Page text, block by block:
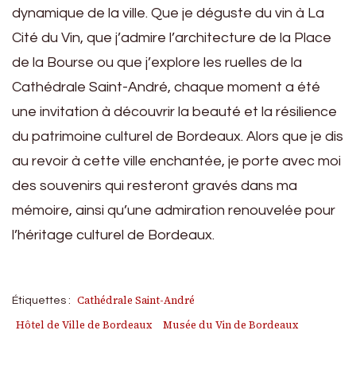
dynamique de la ville. Que je déguste du vin à La
Cité du Vin, que j’admire l’architecture de la Place
de la Bourse ou que j’explore les ruelles de la
Cathédrale Saint-André, chaque moment a été
une invitation à découvrir la beauté et la résilience
du patrimoine culturel de Bordeaux. Alors que je dis
au revoir à cette ville enchantée, je porte avec moi
des souvenirs qui resteront gravés dans ma
mémoire, ainsi qu’une admiration renouvelée pour
l’héritage culturel de Bordeaux.
Étiquettes :
Cathédrale Saint-André
Hôtel de Ville de Bordeaux
Musée du Vin de Bordeaux